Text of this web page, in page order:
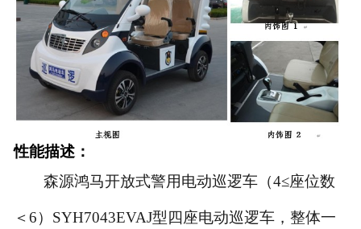
性能描述：
森源鸿马开放式警用电动巡逻车（4≤座位数
＜6）SYH7043EVAJ型四座电动巡逻车，整体一